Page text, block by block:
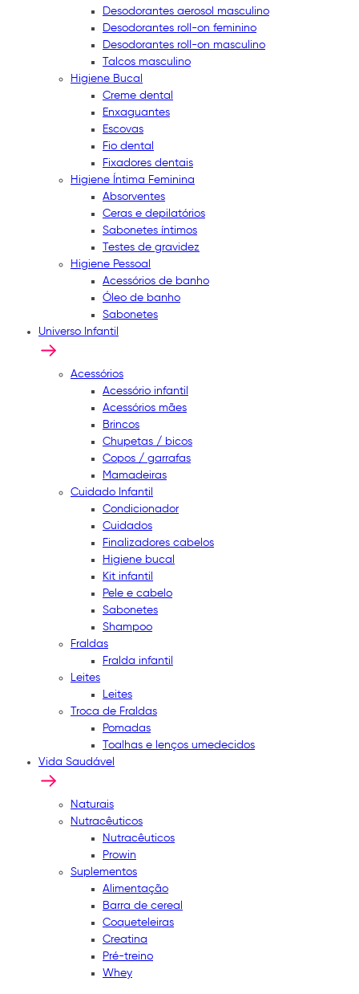
Desodorantes aerosol masculino
Desodorantes roll-on feminino
Desodorantes roll-on masculino
Talcos masculino
Higiene Bucal
Creme dental
Enxaguantes
Escovas
Fio dental
Fixadores dentais
Higiene Íntima Feminina
Absorventes
Ceras e depilatórios
Sabonetes íntimos
Testes de gravidez
Higiene Pessoal
Acessórios de banho
Óleo de banho
Sabonetes
Universo Infantil
Acessórios
Acessório infantil
Acessórios mães
Brincos
Chupetas / bicos
Copos / garrafas
Mamadeiras
Cuidado Infantil
Condicionador
Cuidados
Finalizadores cabelos
Higiene bucal
Kit infantil
Pele e cabelo
Sabonetes
Shampoo
Fraldas
Fralda infantil
Leites
Leites
Troca de Fraldas
Pomadas
Toalhas e lenços umedecidos
Vida Saudável
Naturais
Nutracêuticos
Nutracêuticos
Prowin
Suplementos
Alimentação
Barra de cereal
Coqueteleiras
Creatina
Pré-treino
Whey